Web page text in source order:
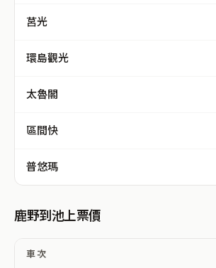
莒光
環島觀光
太魯閣
區間快
普悠瑪
鹿野到池上票價
車次